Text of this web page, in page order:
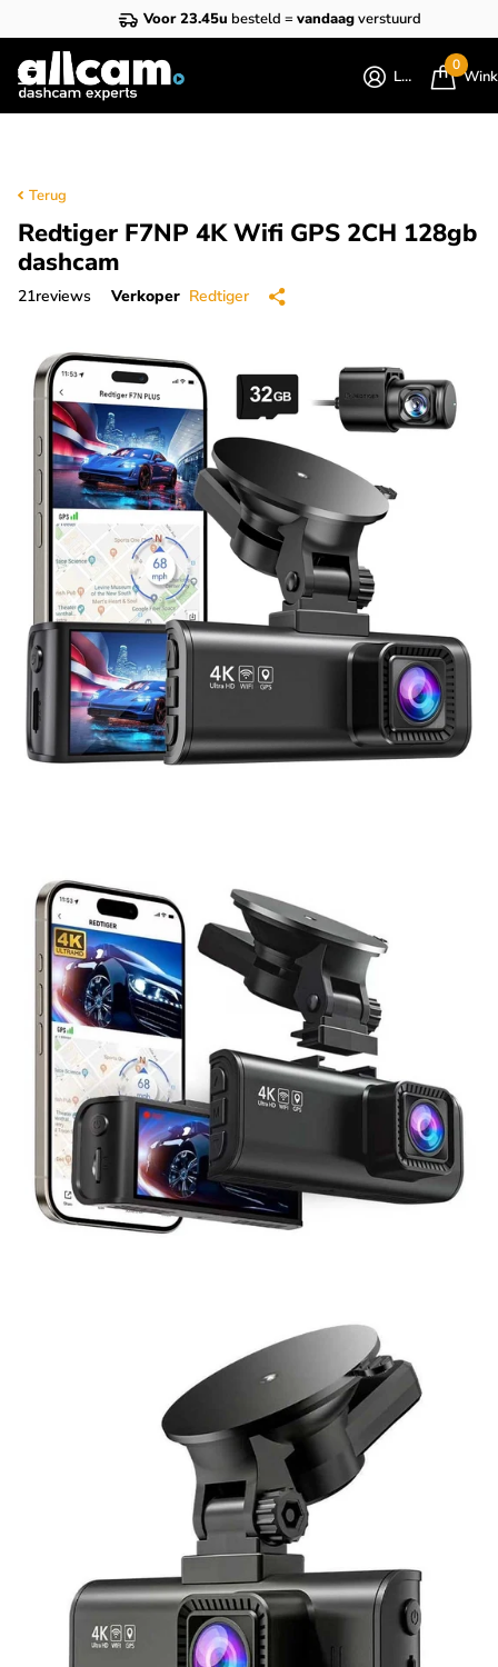
Voor 23.45u besteld = vandaagverstuurd
Login
0
Terug
Redtiger F7NP 4K Wifi GPS 2CH 128gb
dashcam
21reviews Verkoper Redtiger